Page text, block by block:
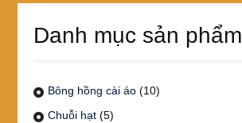
Danh mục sản phẩm
Bông hồng cài áo (10)
Chuỗi hạt (5)